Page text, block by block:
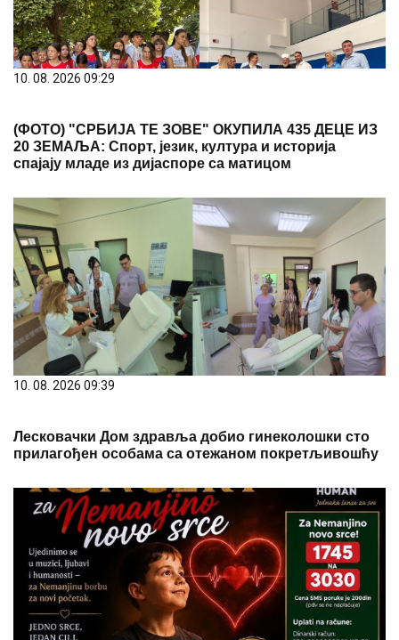
10. 08. 2026 09:29
(ФОТО) "СРБИЈА ТЕ ЗОВЕ" ОКУПИЛА 435 ДЕЦЕ ИЗ
20 ЗЕМАЉА: Спорт, језик, култура и историја
спајају младе из дијаспоре са матицом
10. 08. 2026 09:39
Лесковачки Дом здравља добио гинеколошки сто
прилагођен особама са отежаном покретљивошћу